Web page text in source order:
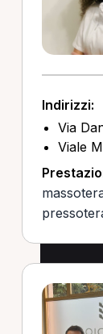
Indirizzi:
Via
Viale